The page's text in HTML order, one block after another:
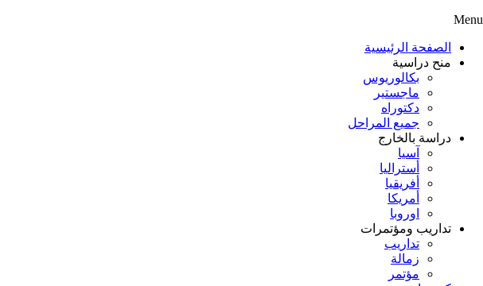
Menu
الصفحة الرئيسية
منح دراسية
بكالوريوس
ماجستير
دكتوراه
جميع المراحل
دراسة بالخارج
آسيا
أستراليا
أفريقيا
أمريكا
اوروبا
تداريب ومؤتمرات
تداريب
زمالة
مؤتمر